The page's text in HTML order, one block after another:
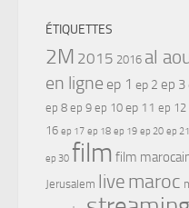
ÉTIQUETTES
2M 2015 2016 al
en ligne ep 1 ep 2 ep 3
ep 8 ep 9 ep 10 ep 11 ep 12
16 ep 17 ep 18 ep 19 ep 20 ep 21
ep 30 film film
Jerusalem live maroc